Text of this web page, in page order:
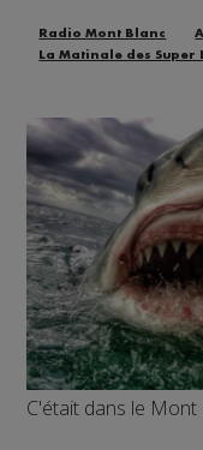
Radio Mont Blanc
La Matinale des Super
C'était dans le